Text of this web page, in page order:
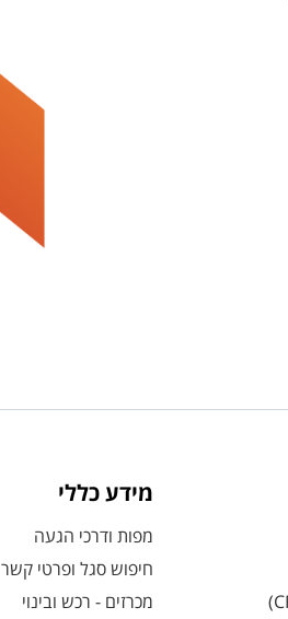
מידע כללי
מפות ודרכי הגעה
חיפוש סגל ופרטי קשר
מכרזים - רכש ובינוי